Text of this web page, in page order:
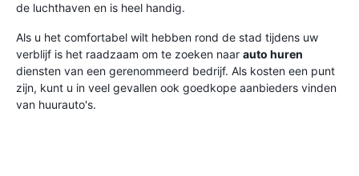
de luchthaven en is heel handig.
Als u het comfortabel wilt hebben rond de stad tijdens uw
verblijf is het raadzaam om te zoeken naar auto huren
diensten van een gerenommeerd bedrijf. Als kosten een punt
zijn, kunt u in veel gevallen ook goedkope aanbieders vinden
van huurauto's.